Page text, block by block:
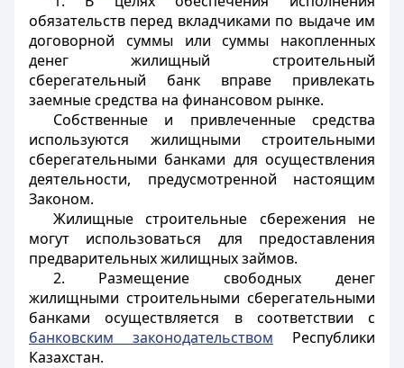
обязательств перед вкладчиками по выдаче им
договорной суммы или суммы накопленных
денег жилищный строительный
сберегательный банк вправе привлекать
заемные средства на финансовом рынке.
Собственные и привлеченные средства
используются жилищными строительными
сберегательными банками для осуществления
деятельности, предусмотренной настоящим
Законом.
Жилищные строительные сбережения не
могут использоваться для предоставления
предварительных жилищных займов.
2. Размещение свободных денег
жилищными строительными сберегательными
банками осуществляется в соответствии с
банковским законодательством Республики
Казахстан.